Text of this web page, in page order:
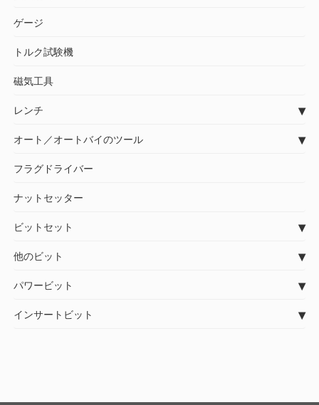
ゲージ
トルク試験機
磁気工具
レンチ
オート／オートバイのツール
フラグドライバー
ナットセッター
ビットセット
他のビット
パワービット
インサートビット